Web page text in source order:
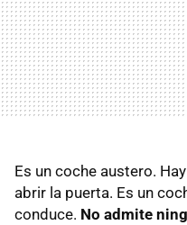
Es un coche austero.
abrir la puerta. Es un
conduce. No admite